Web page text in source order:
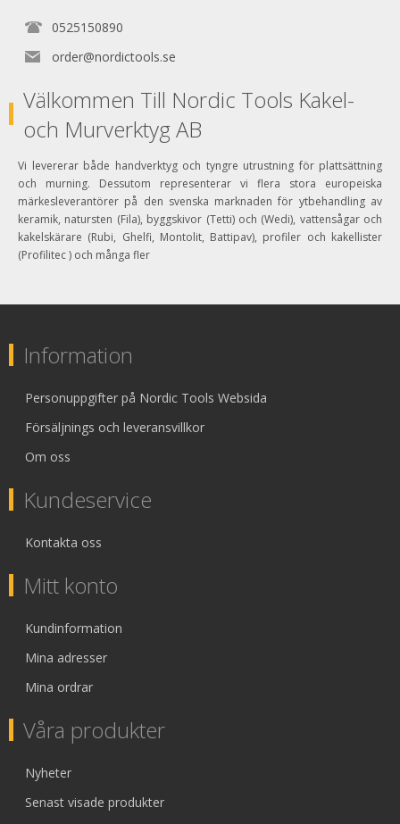
0525150890
order@nordictools.se
Välkommen Till Nordic Tools Kakel-
och Murverktyg AB
Vi levererar både handverktyg och tyngre utrustning för plattsättning
och murning. Dessutom representerar vi flera stora europeiska
märkesleverantörer på den svenska marknaden för ytbehandling av
keramik, natursten (Fila), byggskivor (Tetti) och (Wedi), vattensågar och
kakelskärare (Rubi, Ghelfi, Montolit, Battipav), profiler och kakellister
(Profilitec ) och många fler
Information
Personuppgifter på Nordic Tools Websida
Försäljnings och leveransvillkor
Om oss
Kundeservice
Kontakta oss
Mitt konto
Kundinformation
Mina adresser
Mina ordrar
Våra produkter
Nyheter
Senast visade produkter